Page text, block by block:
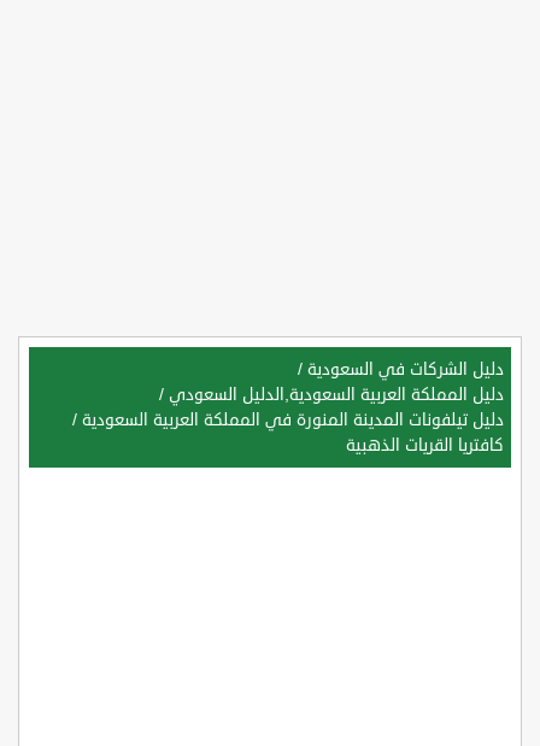
دليل الشركات في السعودية /
دليل المملكة العربية السعودية,الدليل السعودي /
دليل تيلفونات المدينة المنورة في المملكة العربية السعودية /
كافتريا القريات الذهبية